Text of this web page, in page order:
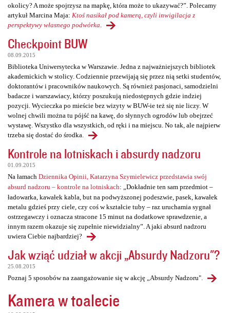
okolicy? A może spojrzysz na mapkę, która może to ukazywać?”. Polecamy
artykuł Marcina Maja: Ktoś nasikał pod kamerą, czyli inwigilacja z
perspektywy własnego podwórka
Checkpoint BUW
08.09.2015
Biblioteka Uniwersytecka w Warszawie. Jedna z najważniejszych bibliotek
akademickich w stolicy. Codziennie przewijają się przez nią setki studentów,
doktorantów i pracowników naukowych. Są również pasjonaci, samodzielni
badacze i warszawiacy, którzy poszukują niedostępnych gdzie indziej
pozycji. Wycieczka po mieście bez wizyty w BUW-ie też się nie liczy. W
wolnej chwili można tu pójść na kawę, do słynnych ogrodów lub obejrzeć
wystawę. Wszystko dla wszystkich, od ręki i na miejscu. No tak, ale najpierw
trzeba się dostać do środka.
Kontrole na lotniskach i absurdy nadzoru
01.09.2015
Na łamach Dziennika Opinii, Katarzyna Szymielewicz przedstawia swój
absurd nadzoru – kontrole na lotniskach: „Dokładnie ten sam przedmiot –
ładowarka, kawałek kabla, but na podwyższonej podeszwie, pasek, kawałek
metalu gdzieś przy ciele, czy coś w kształcie tuby – raz uruchamia sygnał
ostrzegawczy i oznacza stracone 15 minut na dodatkowe sprawdzenie, a
innym razem okazuje się zupełnie niewidzialny”. A jaki absurd nadzoru
uwiera Ciebie najbardziej?
Jak wziąć udział w akcji „Absurdy Nadzoru"?
25.08.2015
Poznaj 5 sposobów na zaangażowanie się w akcję „Absurdy Nadzoru".
Kamera w toalecie